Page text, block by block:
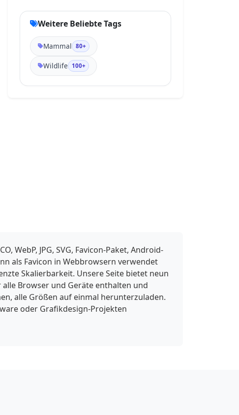
Weitere Beliebte Tags
Mammal 80+
Wildlife 100+
WebP, JPG, SVG, Favicon-Paket, Android-
als Favicon in Webbrowsern verwendet
Skalierbarkeit. Unsere Seite bietet neun
Browser und Geräte enthalten und
alle Größen auf einmal herunterzuladen.
oder Grafikdesign-Projekten